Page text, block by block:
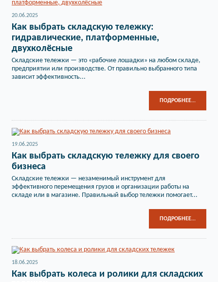
20.06.2025
Как выбрать складскую тележку:
гидравлические, платформенные,
двухколёсные
Складские тележки — это «рабочие лошадки» на любом складе,
предприятии или производстве. От правильно выбранного типа
зависит эффективность...
ПОДРОБНЕЕ...
19.06.2025
Как выбрать складскую тележку для своего
бизнеса
Складские тележки — незаменимый инструмент для
эффективного перемещения грузов и организации работы на
складе или в магазине. Правильный выбор тележки помогает...
ПОДРОБНЕЕ...
18.06.2025
Как выбрать колеса и ролики для складских